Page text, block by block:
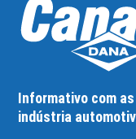
Informativo com
indústria